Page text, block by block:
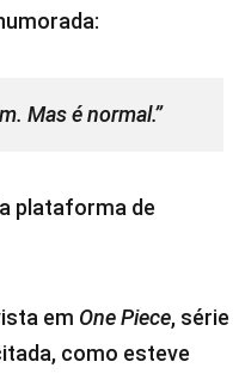
Mas é normal.”
plataforma de
em One Piece, série
como esteve